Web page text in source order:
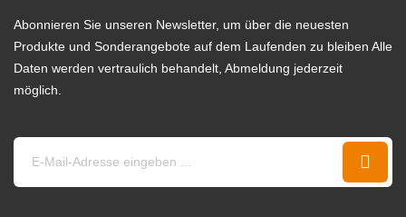
Abonnieren Sie unseren Newsletter, um über die neuesten
Produkte und Sonderangebote auf dem Laufenden zu bleiben Alle
Daten werden vertraulich behandelt, Abmeldung jederzeit
möglich.